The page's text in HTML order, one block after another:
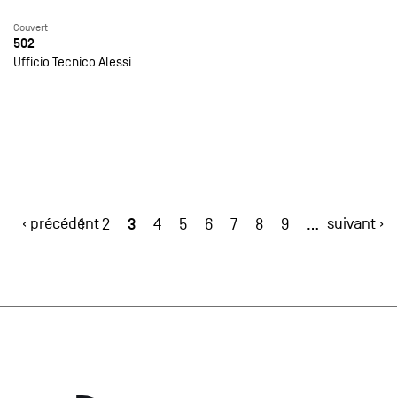
Couvert
502
Ufficio Tecnico Alessi
‹ précédent
1 2 3 4 5 6 7 8 9 … suivant ›